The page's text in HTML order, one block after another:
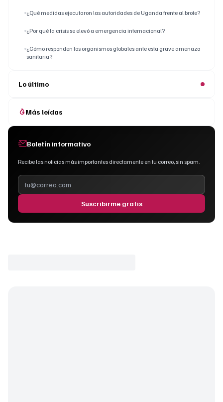
¿Qué medidas ejecutaron las autoridades de Uganda frente al brote?
¿Por qué la crisis se elevó a emergencia internacional?
¿Cómo responden los organismos globales ante esta grave amenaza
sanitaria?
Lo último
Más leídas
Boletín informativo
Recibe las noticias más importantes directamente en tu correo, sin spam.
Suscribirme gratis